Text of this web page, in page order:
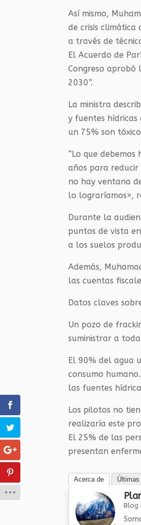
Así mismo,
de crisis
a través de
El Acuerdo de
Congreso aprobó
2030”.
La ministra
y fuentes hídricas
un 75% son
“Lo que
años para reducir
no hay ventana
lo lograríamos»,
Durante la
puntos de vista
a los suelos
Además,
las cuentas
Datos claves
Un pozo de
suministrar a
El 90% del agua
consumo
las fuentes
Los pilotos no
realizaría este
El 25% de las
presentan
Acerca de Últimas
Blog